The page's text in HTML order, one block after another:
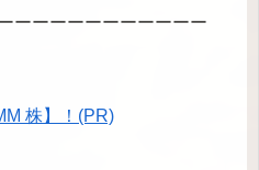
ーーーーーーーーーーー
株】！(PR)